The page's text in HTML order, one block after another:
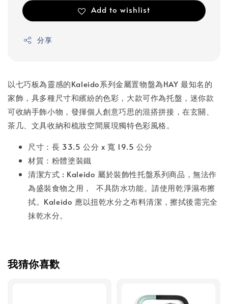
Add to wishlist
分享
以七巧板為靈感的Kaleido系列金屬置物盤為HAY 最知名的
家飾，具多種尺寸和繽紛的色彩，大款可作為托盤，迷你款
可收納手飾小物，發揮個人創意巧思的混搭拼接，在玄關、
茶几、文具收納和梳妝空間展現獨特色彩風格。
尺寸：長 33.5 公分 x 寬 19.5 公分
材質：粉體塗裝鐵
清潔方式 : Kaleido 屬於裝飾性托盤系列商品，無法作
為盛裝食物之用， 不具防水功能。請使用乾淨濕布擦
拭。Kaleido 應以扭乾水分之布料清潔，擦拭後需完全
抹乾水分。
我猜你喜歡